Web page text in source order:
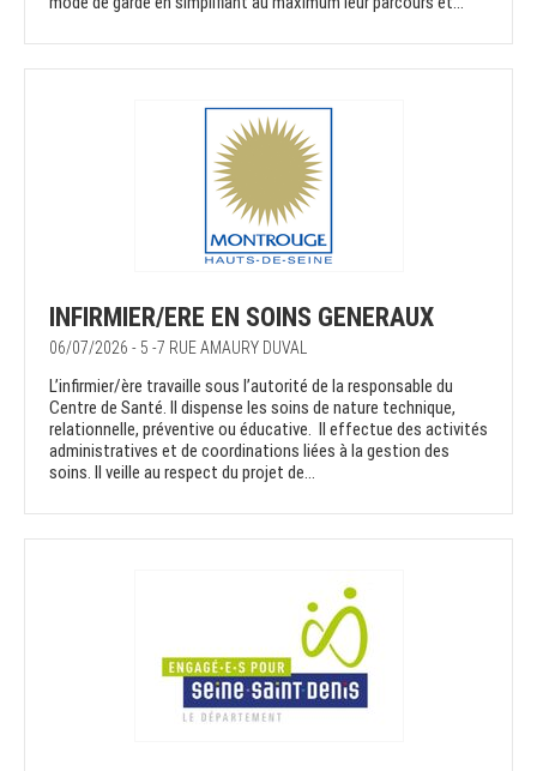
INFIRMIER/ERE EN SOINS GENERAUX
06/07/2026 - 5 -7 RUE AMAURY DUVAL
L’infirmier/ère travaille sous l’autorité de la responsable du
Centre de Santé. Il dispense les soins de nature technique,
relationnelle, préventive ou éducative. Il effectue des activités
administratives et de coordinations liées à la gestion des
soins. Il veille au respect du projet de...